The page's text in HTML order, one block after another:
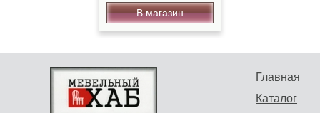
В магазин
Главная
Каталог